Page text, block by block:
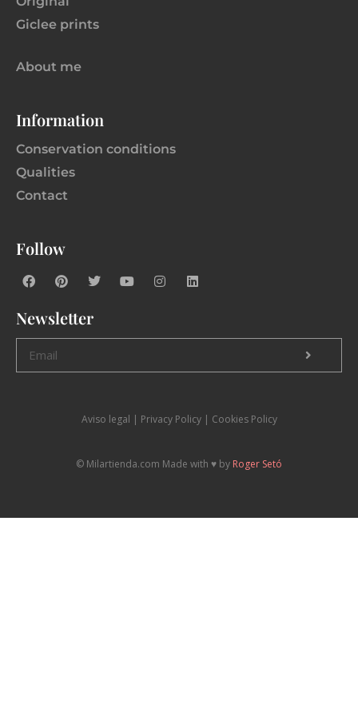
Giclee prints
About me
Information
Conservation conditions
Qualities
Contact
Follow
Newsletter
Aviso legal | Privacy Policy | Cookies Policy
© Milartienda.com Made with ♥️ by Roger Setó